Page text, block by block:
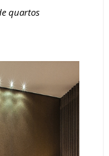
quartos